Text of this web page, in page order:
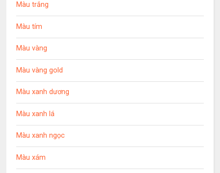
Màu trắng
Màu tím
Màu vàng
Màu vàng gold
Màu xanh dương
Màu xanh lá
Màu xanh ngọc
Màu xám